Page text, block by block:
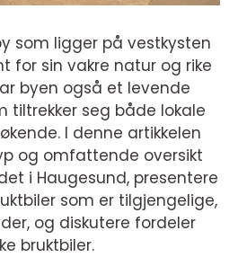
som ligger på vestkysten
for sin vakre natur og rike
byen også et levende
tiltrekker seg både lokale
I denne artikkelen
og omfattende oversikt
i Haugesund, presentere
som er tilgjengelige,
og diskutere fordeler
bruktbiler.